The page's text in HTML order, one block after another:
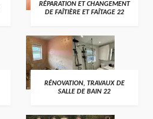
RÉPARATION ET CHANGEMENT
DE FAÎTIÈRE ET FAÎTAGE 22
RÉNOVATION, TRAVAUX DE
SALLE DE BAIN 22